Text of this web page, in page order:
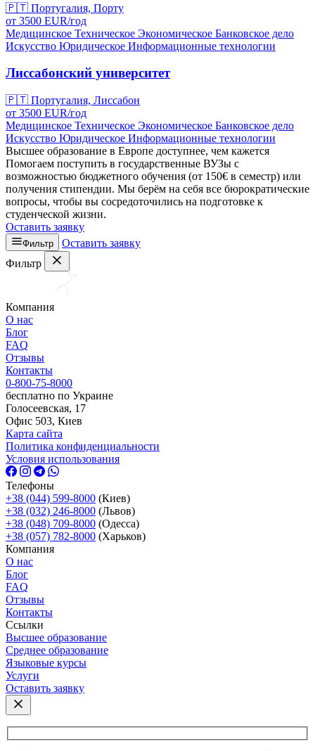
🇵🇹 Португалия, Порту
от 3500 EUR/год
Медицинское Техническое Экономическое Банковское дело
Искусство Юридическое Информационные технологии
Лиссабонский университет
🇵🇹 Португалия, Лиссабон
от 3500 EUR/год
Медицинское Техническое Экономическое Банковское дело
Искусство Юридическое Информационные технологии
Высшее образование в Европе доступнее, чем кажется
Помогаем поступить в государственные ВУЗы с
возможностью бюджетного обучения (от 150€ в семестр) или
получения стипендии. Мы берём на себя все бюрократические
вопросы, чтобы вы сосредоточились на подготовке к
студенческой жизни.
Оставить заявку
Фильтр
Оставить заявку
Фильтр
Компания
О нас
Блог
FAQ
Отзывы
Контакты
0-800-75-8000
бесплатно по Украине
Голосеевская, 17
Офис 503, Киев
Карта сайта
Политика конфиденциальности
Условия использования
Телефоны
+38 (044) 599-8000 (Киев)
+38 (032) 246-8000 (Львов)
+38 (048) 709-8000 (Одесcа)
+38 (057) 782-8000 (Харьков)
Компания
О нас
Блог
FAQ
Отзывы
Контакты
Ссылки
Высшее образование
Среднее образование
Языковые курсы
Услуги
Оставить заявку